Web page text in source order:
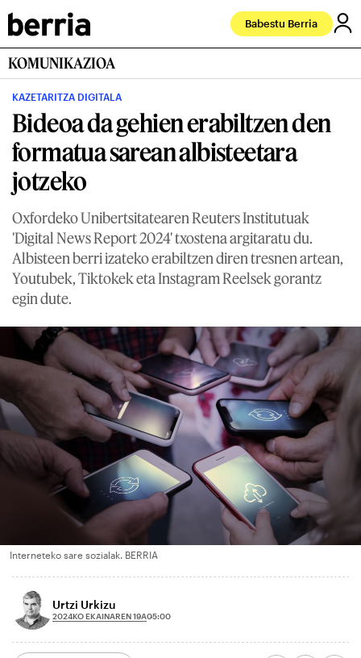
Babestu Berria
KOMUNIKAZIOA
KAZETARITZA DIGITALA
Bideoa da gehien erabiltzen den
formatua sarean albisteetara
jotzeko
Oxfordeko Unibertsitatearen Reuters Institutuak
'Digital News Report 2024' txostena argitaratu du.
Albisteen berri izateko erabiltzen diren tresnen artean,
Youtubek, Tiktokek eta Instagram Reelsek gorantz
egin dute.
Interneteko sare sozialak. BERRIA
Urtzi Urkizu
2024KO EKAINAREN 19A05:00